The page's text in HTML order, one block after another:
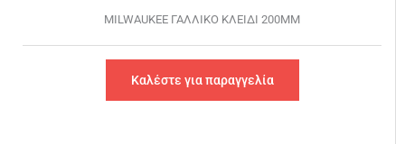
MILWAUKEE ΓΑΛΛΙΚΟ ΚΛΕΙΔΙ 200MM
Καλέστε για παραγγελία